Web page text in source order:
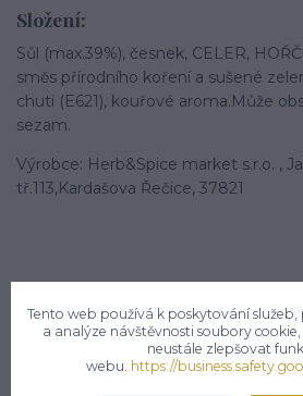
Složení:
Sůl (max.39%), česnek, CELER,
směs přírodního koření a sušené
chuti (E621), kouřové aroma.Může
sezam.
Výrobce: Herb&Spice market s.r.o. ,
tř.113,Kardašova Řečice, 37821
Potřebujete poradit?
Tento web používá k poskytování
a analýze návštěvnosti soubory
neustále zlepšovat
webu. https://